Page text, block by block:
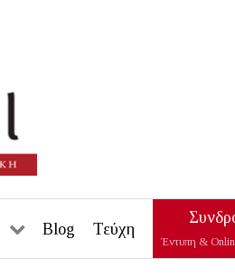
Blog Τεύχη
Έντυπη &